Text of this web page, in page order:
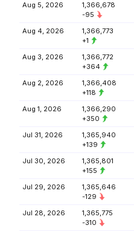
Aug 5, 2026
1,366,678
-95
Aug 4, 2026
1,366,773
+1
Aug 3, 2026
1,366,772
+364
Aug 2, 2026
1,366,408
+118
Aug 1, 2026
1,366,290
+350
Jul 31, 2026
1,365,940
+139
Jul 30, 2026
1,365,801
+155
Jul 29, 2026
1,365,646
-129
Jul 28, 2026
1,365,775
-310